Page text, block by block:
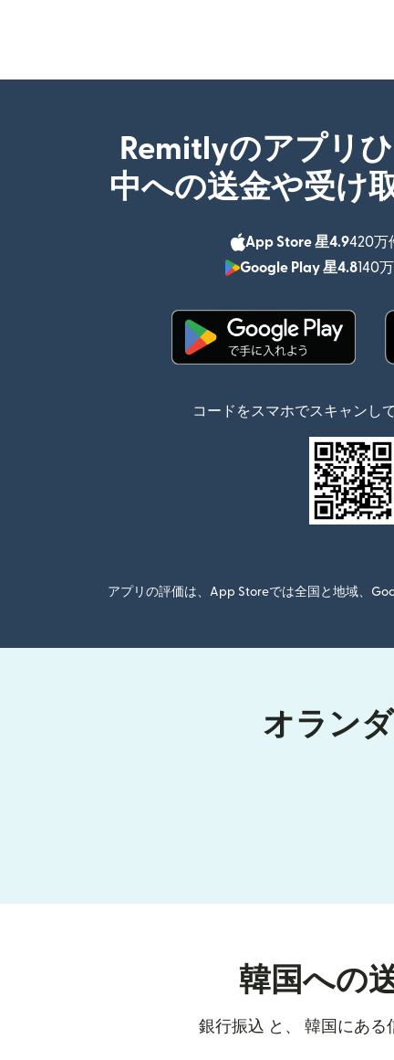
Remitlyのアプリ
中への送金や受け
App Store 星4.9420万
Google Play 星4.8140
コードをスマホでスキャンし
アプリの評価は、App Storeでは全国と地域、
オラン
韓国への
銀行振込 と、 韓国にあ